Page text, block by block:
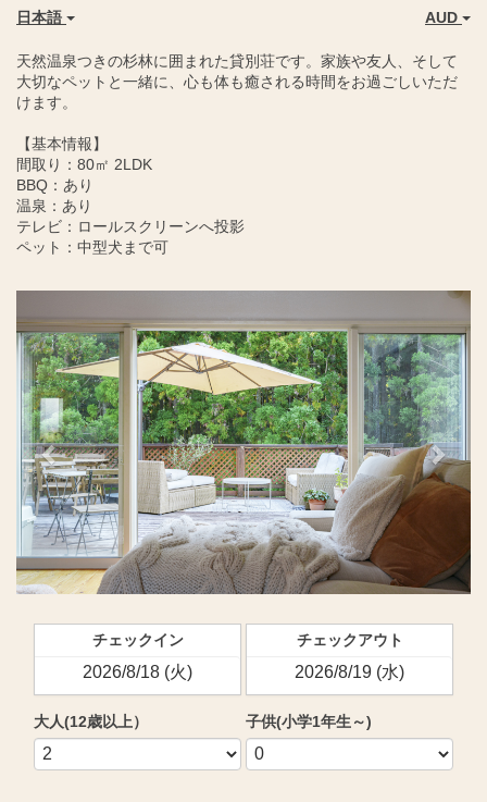
日本語 AUD
天然温泉つきの杉林に囲まれた貸別荘です。家族や友人、そして
大切なペットと一緒に、心も体も癒される時間をお過ごしいただ
けます。
【基本情報】
間取り：80㎡ 2LDK
BBQ：あり
温泉：あり
テレビ：ロールスクリーンへ投影
ペット：中型犬まで可
Next
チェックイン チェックアウト
大人(12歳以上） 子供(小学1年生～)